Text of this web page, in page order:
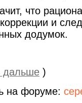
что
и
додумок.
дальше )
на форуме: